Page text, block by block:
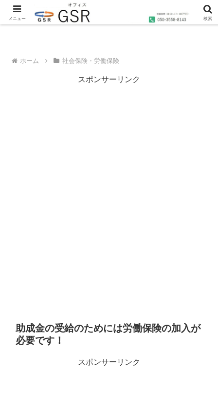
沖縄の社労士・行政書士・1級FP技能士によるコンサルティングならオフィス
ホーム 社会保険・労働保険
スポンサーリンク
助成金の受給のためには労働保険の加入が
必要です！
スポンサーリンク
メニュー 検索